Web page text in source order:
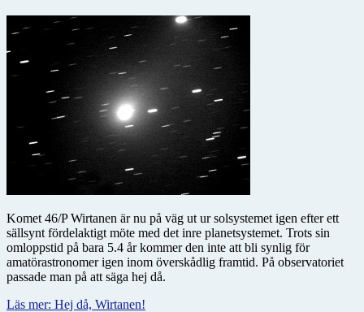
Komet 46/P Wirtanen är nu på väg ut ur solsystemet igen efter ett
sällsynt fördelaktigt möte med det inre planetsystemet. Trots sin
omloppstid på bara 5.4 år kommer den inte att bli synlig för
amatörastronomer igen inom överskådlig framtid. På observatoriet
passade man på att säga hej då.
Läs mer: Hej då, Wirtanen!